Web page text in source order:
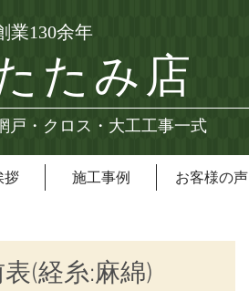
業130余年
たみ店
戸・クロス・大工工事一式
拶 施工事例 お客様の声
(経糸:麻綿)